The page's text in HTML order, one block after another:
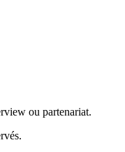
ou partenariat.